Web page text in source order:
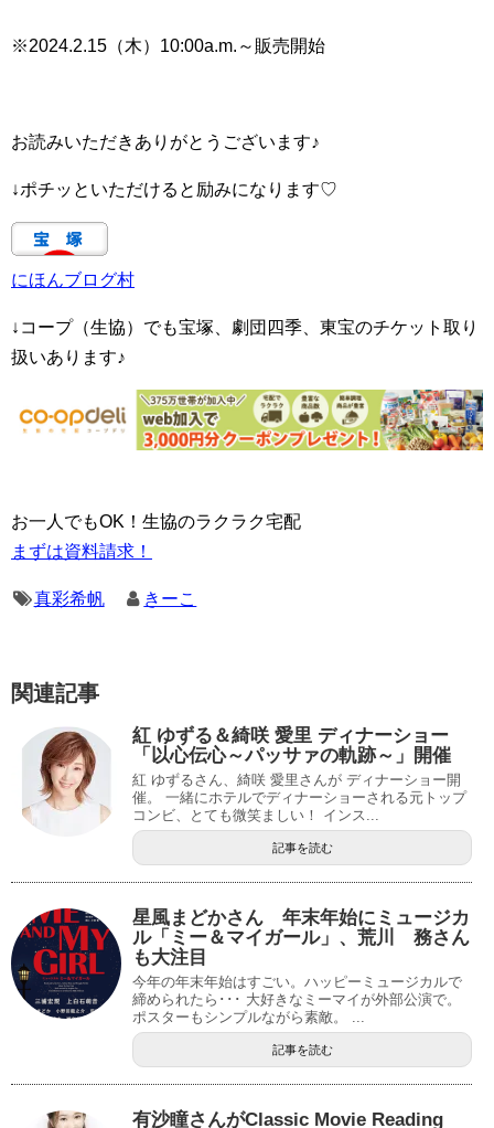
※2024.2.15（木）10:00a.m.～販売開始
お読みいただきありがとうございます♪
↓ポチッといただけると励みになります♡
にほんブログ村
↓コープ（生協）でも宝塚、劇団四季、東宝のチケット取り
扱いあります♪
お一人でもOK！生協のラクラク宅配
まずは資料請求！
真彩希帆 きーこ
関連記事
紅 ゆずる＆綺咲 愛里 ディナーショー
「以心伝心～パッサァの軌跡～」開催
紅 ゆずるさん、綺咲 愛里さんが ディナーショー開
催。 一緒にホテルでディナーショーされる元トップ
コンビ、とても微笑ましい！ インス...
記事を読む
星風まどかさん 年末年始にミュージカ
ル「ミー＆マイガール」、荒川 務さん
も大注目
今年の年末年始はすごい。ハッピーミュージカルで
締められたら･･･ 大好きなミーマイが外部公演で。
ポスターもシンプルながら素敵。 ...
記事を読む
有沙瞳さんがClassic Movie Reading